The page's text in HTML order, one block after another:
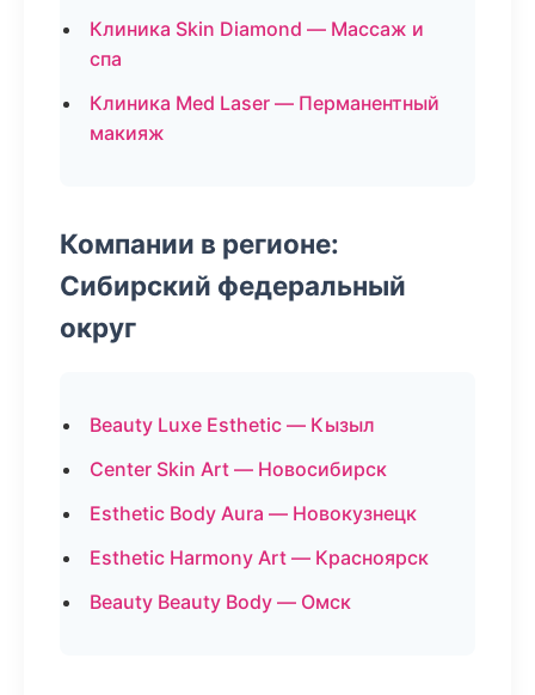
Клиника Skin Diamond — Массаж и
спа
Клиника Med Laser — Перманентный
макияж
Компании в регионе:
Сибирский федеральный
округ
Beauty Luxe Esthetic — Кызыл
Center Skin Art — Новосибирск
Esthetic Body Aura — Новокузнецк
Esthetic Harmony Art — Красноярск
Beauty Beauty Body — Омск